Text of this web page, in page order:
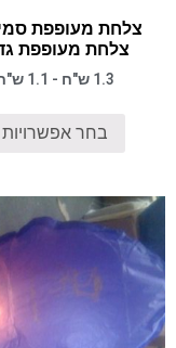
צלחת מעופפת
צלחת מעופפת
1.3 ש"ח - 1.1 ש"ח
בחר אפשרויות